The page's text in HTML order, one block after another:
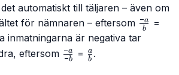
automatiskt till täljaren – även om
för nämnaren – eftersom \frac{-
a}{b}
b
−a =
inmatningarna är negativa tar
eftersom \frac{-
a}{-b}
−b
−a = \frac{a}
{b}
b
a .